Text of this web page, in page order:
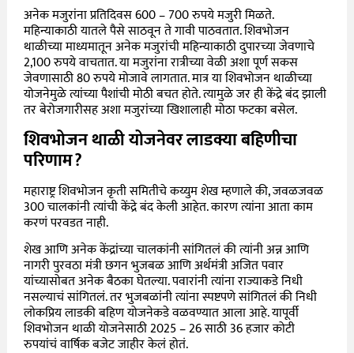
अनेक मजुरांना प्रतिदिवस 600 – 700 रुपये मजुरी मिळते.
महिन्याकाठी यातले पैसे साठवून ते गावी पाठवतात. शिवभोजन
थाळीच्या माध्यमातून अनेक मजुरांची महिन्याकाठी दुपारच्या जेवणाचे
2,100 रुपये वाचतात. या मजुरांना रात्रीच्या वेळी अशा पूर्ण सकस
जेवणासाठी 80 रुपये मोजावे लागतात. मात्र या शिवभोजन थाळीच्या
योजनेमुळे त्यांच्या पैशांची मोठी बचत होते. त्यामुळे जर ही केंद्रे बंद झाली
तर बेरोजगारीसह अशा मजुरांच्या खिशालाही मोठा फटका बसेल.
शिवभोजन थाळी योजनेवर लाडक्या बहिणीचा
परिणाम?
महाराष्ट्र शिवभोजन कृती समितीचे कय्युम शेख म्हणाले की, जवळजवळ
300 चालकांनी त्यांची केंद्रे बंद केली आहेत. कारण त्यांना आता काम
करणं परवडत नाही.
शेख आणि अनेक केंद्रांच्या चालकांनी सांगितलं की त्यांनी अन्न आणि
नागरी पुरवठा मंत्री छगन भुजबळ आणि अर्थमंत्री अजित पवार
यांच्यासोबत अनेक बैठका घेतल्या. पवारांनी त्यांना राज्याकडे निधी
नसल्याचं सांगितलं. तर भुजबळांनी त्यांना स्पष्टपणे सांगितलं की निधी
लोकप्रिय लाडकी बहिण योजनेकडे वळवण्यात आला आहे. यापूर्वी
शिवभोजन थाळी योजनेसाठी 2025 – 26 साठी 36 हजार कोटी
रुपयांचं वार्षिक बजेट जाहीर केलं होतं.